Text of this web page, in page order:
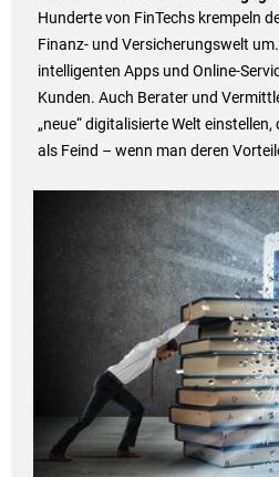
Hunderte von FinTechs krempeln
Finanz- und Versicherungswelt
intelligenten Apps und Online-
Kunden. Auch Berater und
„neue“ digitalisierte Welt einstellen,
als Feind – wenn man deren